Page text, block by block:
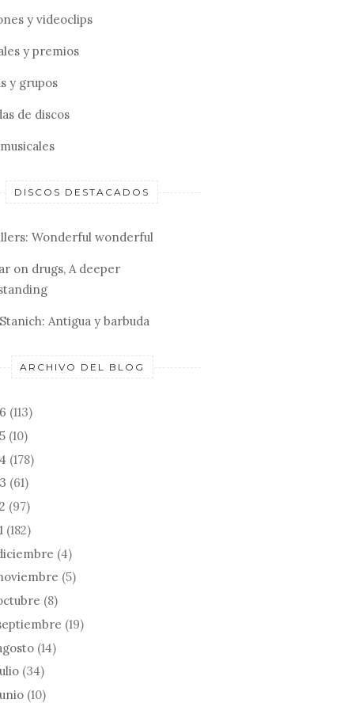
y videoclips
y premios
y grupos
de discos
DISCOS DESTACADOS
Wonderful wonderful
on drugs, A deeper
Antigua y barbuda
ARCHIVO DEL BLOG
(113)
(10)
(178)
(61)
(97)
(182)
(4)
(5)
(8)
(19)
(14)
(34)
(10)